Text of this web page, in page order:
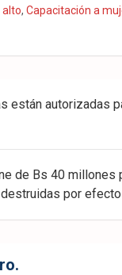
alto, Capacitación a
están autorizadas
de Bs 40 millones
por